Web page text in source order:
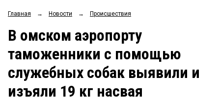
ОБЩЕСТВО
ЗАКОН
НОВОСТИ КОМПАНИЙ
Мнения
Рейтинги
Блоги
Архив
Главная → Новости → Происшествия
В омском аэропорту
таможенники с помощью
служебных собак выявили и
изъяли 19 кг насвая